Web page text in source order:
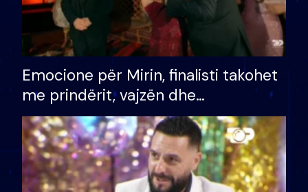
Emocione për Mirin, finalisti takohet
me prindërit, vajzën dhe
bashkëshorten: S’kemi ndonjë letër
divorci apo jo?